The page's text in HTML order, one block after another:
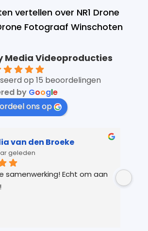
vertellen over NR1 Drone
Fotograaf Winschoten
Media Videoproducties
op 15 beoordelingen
by Google
ons op
van den Broeke
geleden
samenwerking! Echt om aan